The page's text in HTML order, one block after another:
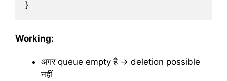
Working:
अगर queue empty है → deletion possible
नहीं